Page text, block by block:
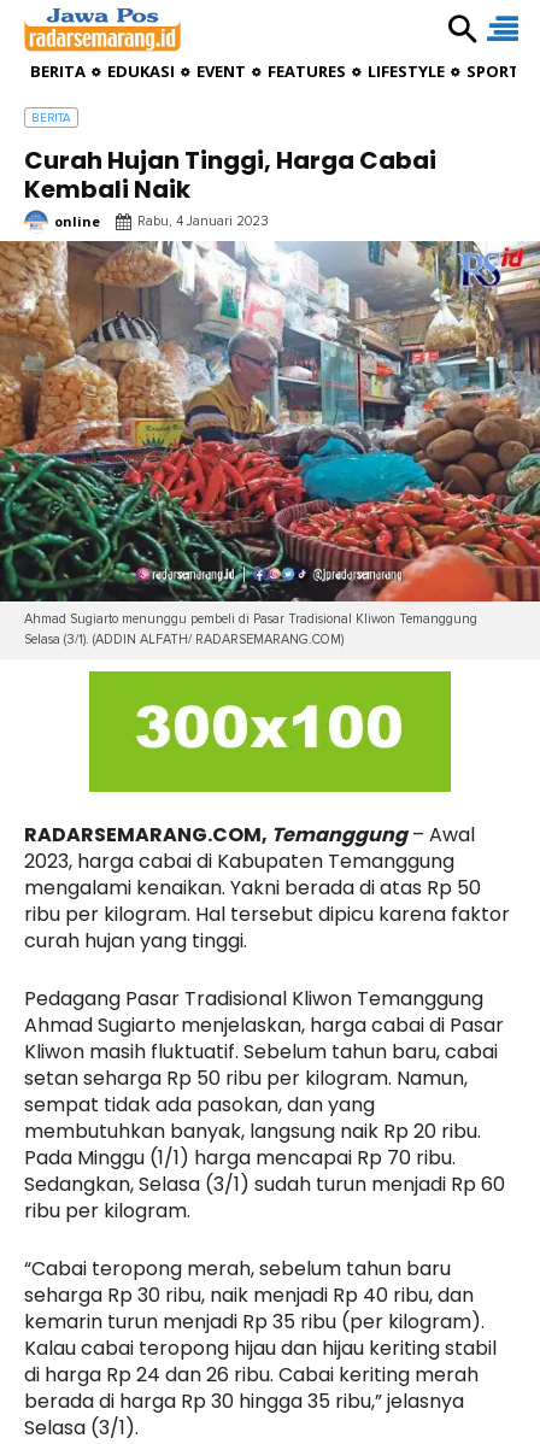
BERITA EDUKASI EVENT FEATURES LIFESTYLE
BERITA
Curah Hujan Tinggi, Harga Cabai
Kembali Naik
online Rabu, 4 Januari 2023
Ahmad Sugiarto menunggu pembeli di Pasar Tradisional Kliwon Temanggung
Selasa (3/1). (ADDIN ALFATH/ RADARSEMARANG.COM)
RADARSEMARANG.COM, Temanggung– Awal
2023, harga cabai di Kabupaten Temanggung
mengalami kenaikan. Yakni berada di atas Rp 50
ribu per kilogram. Hal tersebut dipicu karena faktor
curah hujan yang tinggi.
Pedagang Pasar Tradisional Kliwon Temanggung
Ahmad Sugiarto menjelaskan, harga cabai di Pasar
Kliwon masih fluktuatif. Sebelum tahun baru, cabai
setan seharga Rp 50 ribu per kilogram. Namun,
sempat tidak ada pasokan, dan yang
membutuhkan banyak, langsung naik Rp 20 ribu.
Pada Minggu (1/1) harga mencapai Rp 70 ribu.
Sedangkan, Selasa (3/1) sudah turun menjadi Rp 60
ribu per kilogram.
“Cabai teropong merah, sebelum tahun baru
seharga Rp 30 ribu, naik menjadi Rp 40 ribu, dan
kemarin turun menjadi Rp 35 ribu (per kilogram).
Kalau cabai teropong hijau dan hijau keriting stabil
di harga Rp 24 dan 26 ribu. Cabai keriting merah
berada di harga Rp 30 hingga 35 ribu,” jelasnya
Selasa (3/1).